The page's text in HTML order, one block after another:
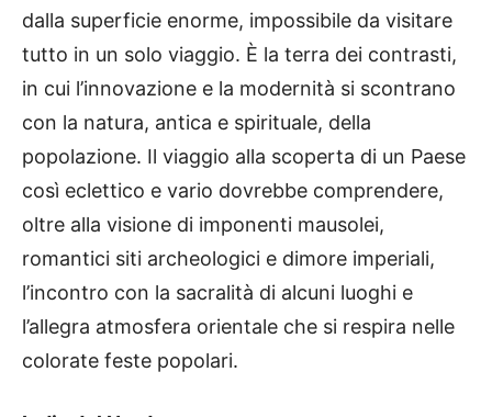
dalla superficie enorme, impossibile da visitare
tutto in un solo viaggio. È la terra dei contrasti,
in cui l’innovazione e la modernità si scontrano
con la natura, antica e spirituale, della
popolazione. Il viaggio alla scoperta di un Paese
così eclettico e vario dovrebbe comprendere,
oltre alla visione di imponenti mausolei,
romantici siti archeologici e dimore imperiali,
l’incontro con la sacralità di alcuni luoghi e
l’allegra atmosfera orientale che si respira nelle
colorate feste popolari.